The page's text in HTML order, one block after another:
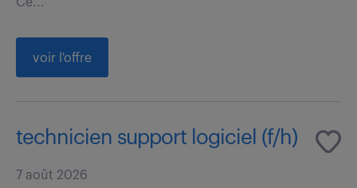
voir l'offre
technicien support logiciel (f/h)
7 août 2026